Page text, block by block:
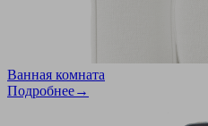
Ванная комната
Подробнее→